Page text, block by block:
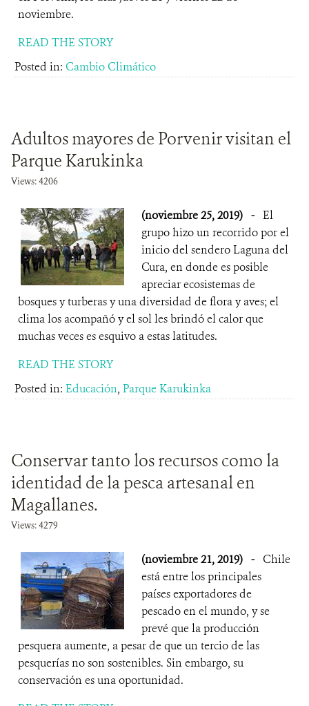
noviembre.
READ THE STORY
Posted in: Cambio Climático
Adultos mayores de Porvenir visitan el
Parque Karukinka
Views: 4206
(noviembre 25, 2019) - El
grupo hizo un recorrido por el
inicio del sendero Laguna del
Cura, en donde es posible
apreciar ecosistemas de
bosques y turberas y una diversidad de flora y aves; el
clima los acompañó y el sol les brindó el calor que
muchas veces es esquivo a estas latitudes.
READ THE STORY
Posted in: Educación, Parque Karukinka
Conservar tanto los recursos como la
identidad de la pesca artesanal en
Magallanes.
Views: 4279
(noviembre 21, 2019) - Chile
está entre los principales
países exportadores de
pescado en el mundo, y se
prevé que la producción
pesquera aumente, a pesar de que un tercio de las
pesquerías no son sostenibles. Sin embargo, su
conservación es una oportunidad.